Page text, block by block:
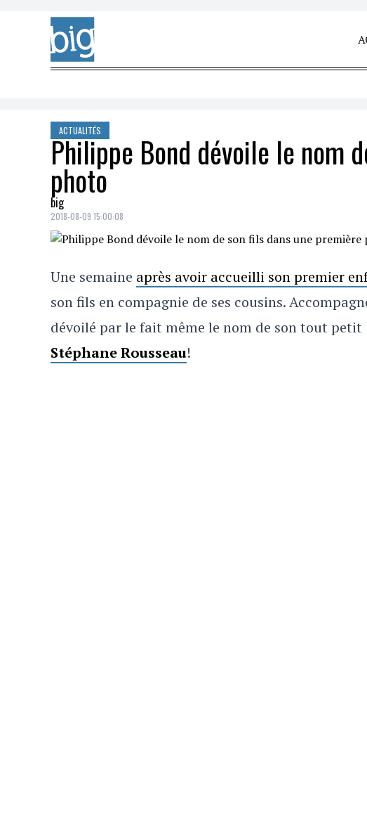
Skip to content
ACTUALITÉS
Philippe Bond dévoile le nom
photo
big
2018-08-09 15:00:08
Une semaine après avoir accueilli son premier
son fils en compagnie de ses cousins.
dévoilé par le fait même le nom de son tout petit
Stéphane Rousseau!